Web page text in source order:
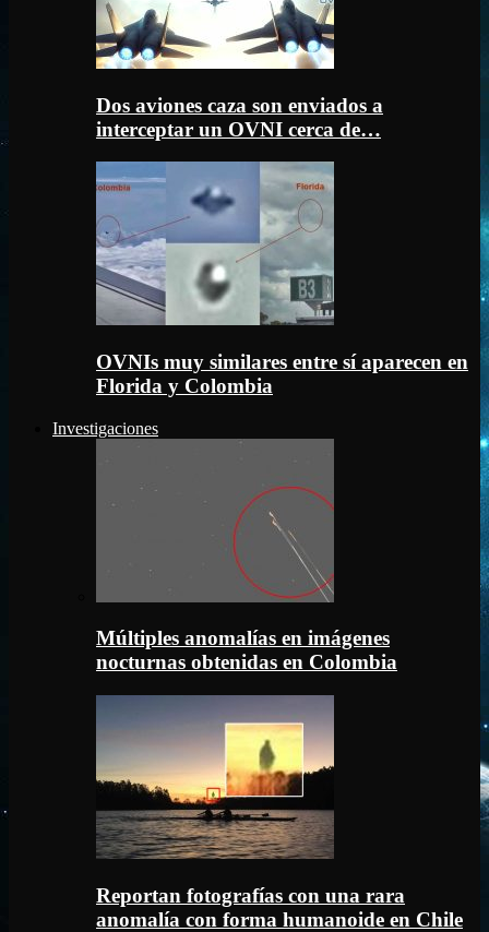
Dos aviones caza son enviados a
interceptar un OVNI cerca de…
OVNIs muy similares entre sí aparecen en
Florida y Colombia
Investigaciones
Múltiples anomalías en imágenes
nocturnas obtenidas en Colombia
Reportan fotografías con una rara
anomalía con forma humanoide en Chile